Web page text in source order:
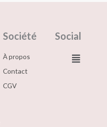
Société
À propos
Contact
CGV
Social
Menu